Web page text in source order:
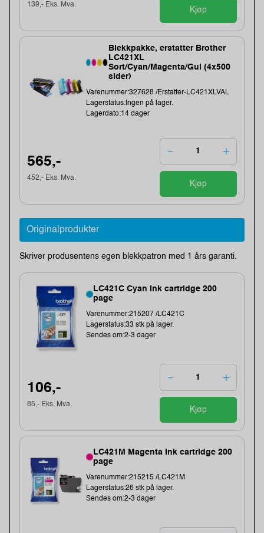
139,- Eks. Mva.
Kjøp
Blekkpakke, erstatter Brother
LC421XL
Sort/Cyan/Magenta/Gul (4x500
sider)
Varenummer:327628 /Erstatter-LC421XLVAL
Lagerstatus:Ingen på lager.
Lagerdato:14 dager
565,-
452,- Eks. Mva.
Kjøp
Originalprodukter
Skriver produsentens egen blekkpatron med 1 års garanti.
LC421C Cyan Ink cartridge 200
page
Varenummer:215207 /LC421C
Lagerstatus:33 stk på lager.
Sendes om:2-3 dager
106,-
85,- Eks. Mva.
Kjøp
LC421M Magenta Ink cartridge 200
page
Varenummer:215215 /LC421M
Lagerstatus:26 stk på lager.
Sendes om:2-3 dager